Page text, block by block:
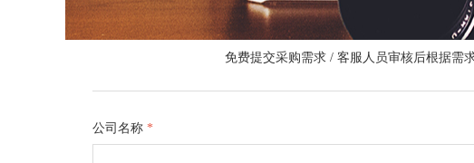
免费提交采购需求 / 客服人员审核后根据需
公司名称 *